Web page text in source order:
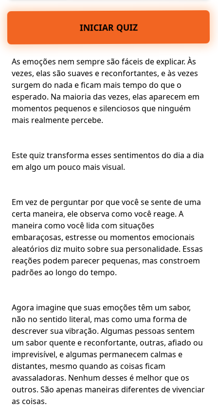
INICIAR QUIZ
As emoções nem sempre são fáceis de explicar. Às
vezes, elas são suaves e reconfortantes, e às vezes
surgem do nada e ficam mais tempo do que o
esperado. Na maioria das vezes, elas aparecem em
momentos pequenos e silenciosos que ninguém
mais realmente percebe.
Este quiz transforma esses sentimentos do dia a dia
em algo um pouco mais visual.
Em vez de perguntar por que você se sente de uma
certa maneira, ele observa como você reage. A
maneira como você lida com situações
embaraçosas, estresse ou momentos emocionais
aleatórios diz muito sobresua personalidade. Essas
reações podem parecer pequenas, mas constroem
padrões ao longo do tempo.
Agora imagine que suas emoções têm um sabor,
não no sentido literal, mas como uma forma de
descrever sua vibração. Algumas pessoas sentem
um saborquente e reconfortante, outras, afiado ou
imprevisível, e algumas permanecem calmas e
distantes, mesmo quando as coisas ficam
avassaladoras. Nenhum desses é melhor que os
outros. São apenas maneiras diferentes de vivenciar
as coisas.